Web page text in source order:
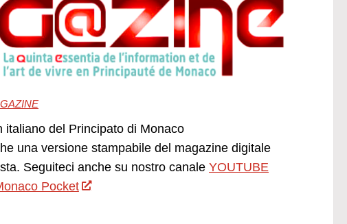
del Principato di Monaco
una versione stampabile del magazine digitale
Seguiteci anche su nostro canale YOUTUBE
Pocket